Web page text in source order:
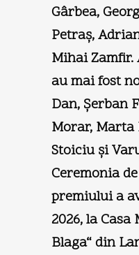
Gârbea,
Petraş,
Mihai
au mai fost
Dan, Şerban
Morar,
Stoiciu şi
Ceremonia
premiului a
2026, la
Blaga“ din